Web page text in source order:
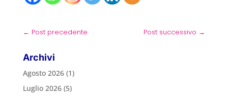
← Post precedente Post successivo →
Archivi
Agosto 2026(1)
Luglio 2026(5)